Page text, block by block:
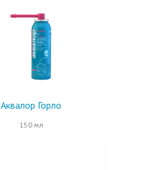
Аквалор Горло
150 мл